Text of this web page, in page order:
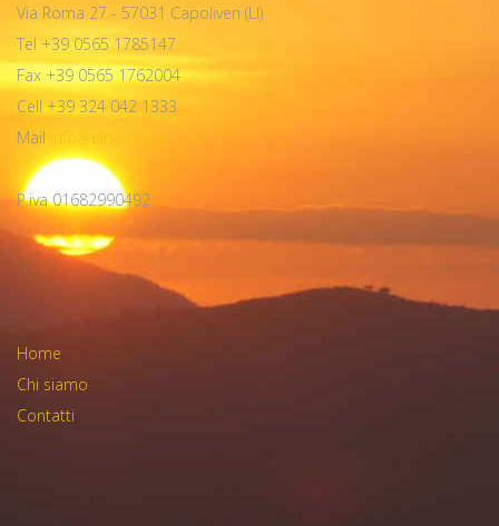
Via Roma 27 - 57031 Capoliveri (LI)
Tel +39 0565 1785147
Fax +39 0565 1762004
Cell +39 324 042 1333
Mail
info@elba4you.it
P.iva 01682990492
Home
Chi siamo
Contatti